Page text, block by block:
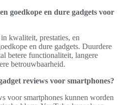
goedkope en dure gadgets voor
kwaliteit, prestaties, en
en dure gadgets. Duurdere
betere functionaliteit, langere
betrouwbaarheid.
reviews voor smartphones?
voor smartphones kunnen worden